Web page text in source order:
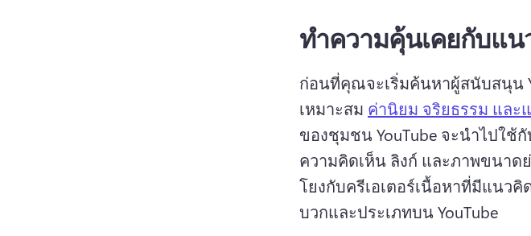
ทําความคุ้นเคยกับแน
ก่อนที่คุณจะเริ่มค้นหาผู้สนับสนุน
เหมาะสม ค่านิยม จริยธรรม และ
ของชุมชน YouTube จะนําไปใช้
ความคิดเห็น ลิงก์ และภาพขนาด
โยงกับครีเอเตอร์เนื้อหาที่มีแนว
บวกและประเภทบน YouTube